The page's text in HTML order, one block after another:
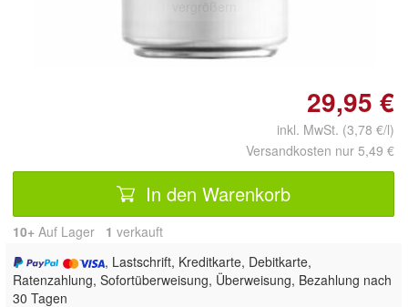
29,95 €
inkl. MwSt. (3,78 €/l)
Versandkosten nur 5,49 €
In den Warenkorb
10+ Auf Lager 1 verkauft
, Lastschrift, Kreditkarte, Debitkarte,
Ratenzahlung, Sofortüberweisung, Überweisung, Bezahlung nach
30 Tagen